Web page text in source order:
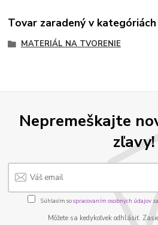
Tovar zaradený v kategóriách
MATERIÁL NA TVORENIE
Nepremeškajte
zľavy!
Súhlasím sospracovaním osobných údajov
Môžete sa kedykoľvek odhlásiť.